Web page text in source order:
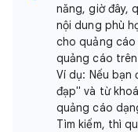
năng, giờ đây,
nội dung phù
cho quảng
quảng cáo trên
Ví dụ: Nếu bạn
đạp" và từ
quảng cáo
Tìm kiếm, thì